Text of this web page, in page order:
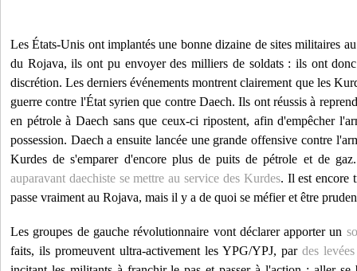
Les États-Unis ont implantés une bonne dizaine de sites militaires
du Rojava, ils ont pu envoyer des milliers de soldats : ils ont
discrétion. Les derniers événements montrent clairement que les
guerre contre l'État syrien que contre Daech. Ils ont réussis à
en pétrole à Daech sans que ceux-ci ripostent, afin d'empêcher
possession. Daech a ensuite lancée une grande offensive contre
Kurdes de s'emparer d'encore plus de puits de pétrole et de
auparavant daechiste se mettre au service des Kurdes. Il est encore
passe vraiment au Rojava, mais il y a de quoi se méfier et être
Les groupes de gauche révolutionnaire vont déclarer apporter un
faits, ils promeuvent ultra-activement les YPG/YPJ, par des